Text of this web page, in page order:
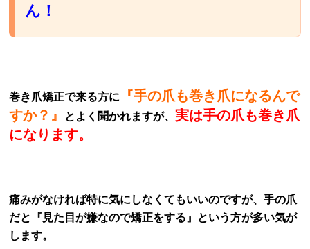
ん！
巻き爪矯正で来る方に
『手の爪も巻き爪になるんで
すか？』
とよく聞かれますが、 実は手の爪も巻き爪
になります。
痛みがなければ特に気にしなくてもいいのですが、手の爪
だと『見た目が嫌なので矯正をする』という方が多い気が
します。